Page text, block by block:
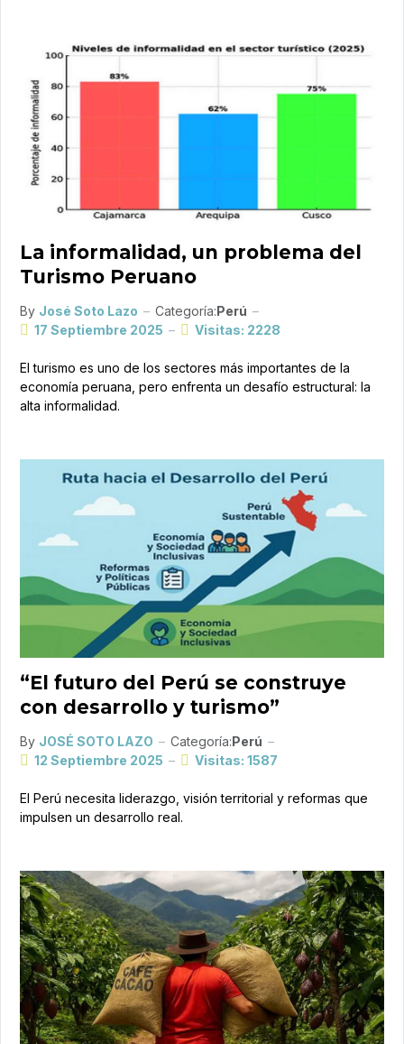
La informalidad, un problema del
Turismo Peruano
By José Soto Lazo Categoría:Perú
17 Septiembre 2025
Visitas: 2228
El turismo es uno de los sectores más importantes de la
economía peruana, pero enfrenta un desafío estructural: la
alta informalidad.
“El futuro del Perú se construye
con desarrollo y turismo”
By JOSÉ SOTO LAZO Categoría:Perú
12 Septiembre 2025
Visitas: 1587
El Perú necesita liderazgo, visión territorial y reformas que
impulsen un desarrollo real.